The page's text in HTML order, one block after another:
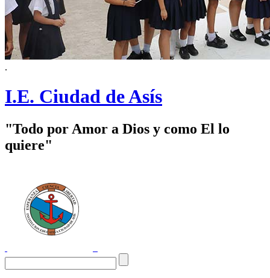
.
I.E. Ciudad de Asís
"Todo por Amor a Dios y como El lo
quiere"